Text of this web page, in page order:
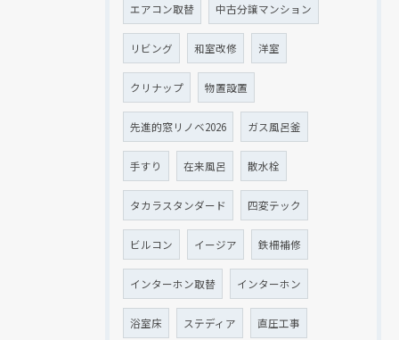
エアコン取替 中古分譲マンション
リビング 和室改修 洋室
クリナップ 物置設置
先進的窓リノベ2026 ガス風呂釜
手すり 在来風呂 散水栓
タカラスタンダード 四変テック
ビルコン イージア 鉄柵補修
インターホン取替 インターホン
浴室床 ステディア 直圧工事